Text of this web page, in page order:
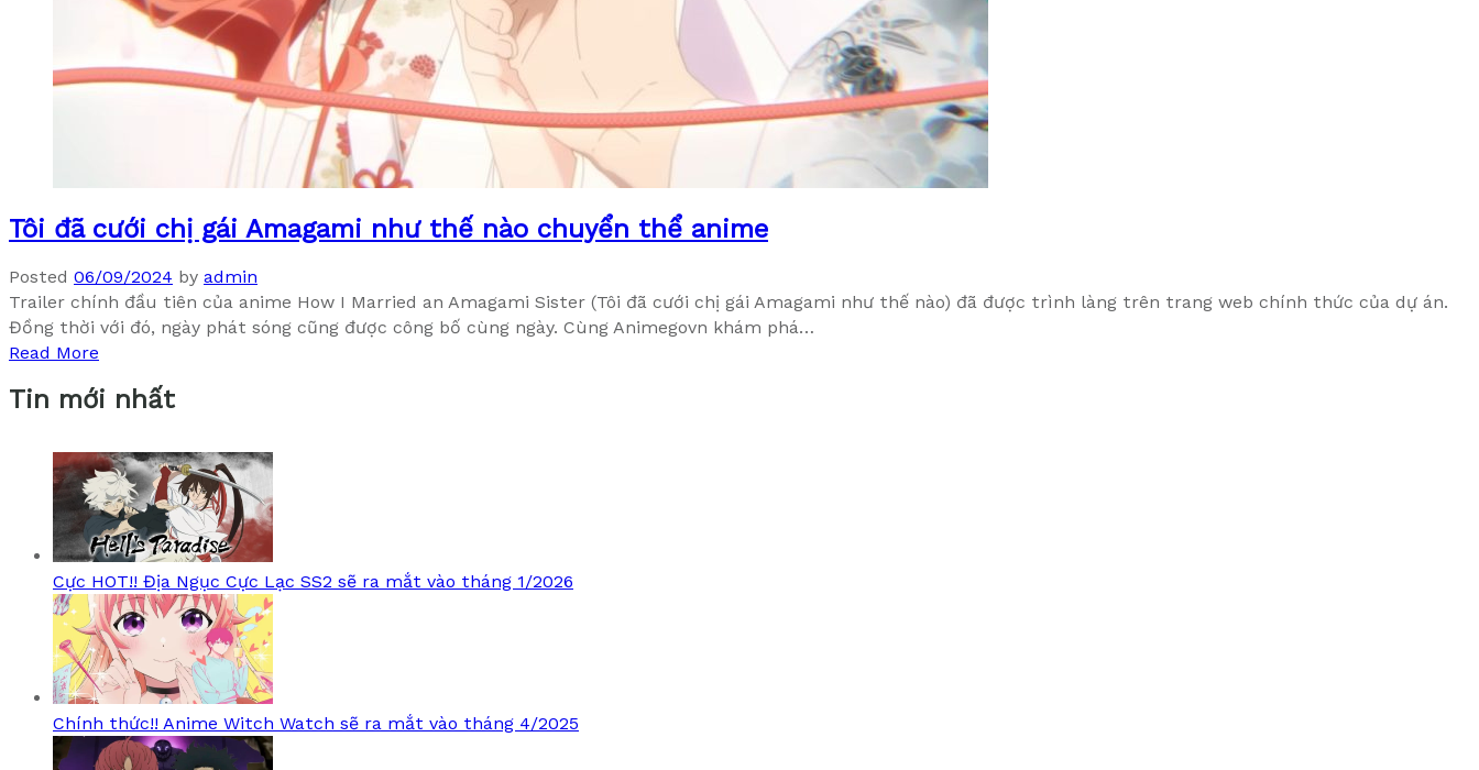
Tôi đã cưới chị gái Amagami như thế nào chuyển thể anime
Posted 06/09/2024 by admin
Trailer chính đầu tiên của anime How I Married an Amagami Sister (Tôi đã cưới chị gái Amagami như thế nào) đã được trình làng trên trang web chính thức của dự án.
Đồng thời với đó, ngày phát sóng cũng được công bố cùng ngày. Cùng Animegovn khám phá…
Read More
Tin mới nhất
Cực HOT!! Địa Ngục Cực Lạc SS2 sẽ ra mắt vào tháng 1/2026
Chính thức!! Anime Witch Watch sẽ ra mắt vào tháng 4/2025